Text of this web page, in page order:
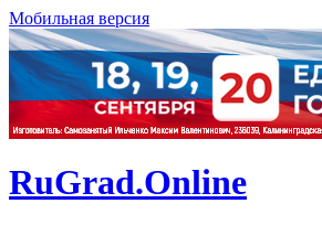
Мобильная версия
RuGrad.Online